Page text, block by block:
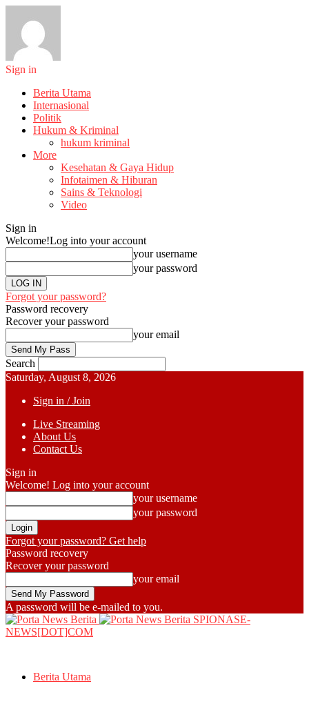
Sign in
Berita Utama
Internasional
Politik
Hukum & Kriminal
hukum kriminal
More
Kesehatan & Gaya Hidup
Infotaimen & Hiburan
Sains & Teknologi
Video
Sign in
Welcome!Log into your account
your username
your password
Forgot your password?
Password recovery
Recover your password
your email
Search
Saturday, August 8, 2026
Sign in / Join
Live Streaming
About Us
Contact Us
Sign in
Welcome! Log into your account
your username
your password
Forgot your password? Get help
Password recovery
Recover your password
your email
A password will be e-mailed to you.
SPIONASE-
NEWS[DOT]COM
Berita Utama